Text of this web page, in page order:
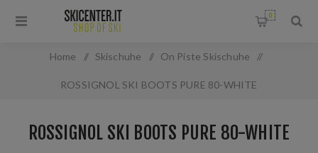
0
Home / Skischuhe / On Piste Skischuhe /
ROSSIGNOL SKI BOOTS PURE 80-WHITE
ROSSIGNOL SKI BOOTS PURE 80-WHITE